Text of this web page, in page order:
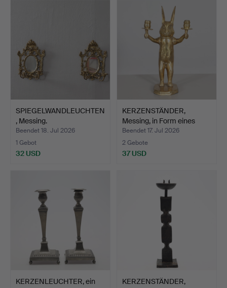
SPIEGELWANDLEUCHTEN
, Messing.
Beendet 18. Jul 2026
1 Gebot
32 USD
KERZENSTÄNDER,
Messing, in Form eines
Kani…
Beendet 17. Jul 2026
2 Gebote
37 USD
KERZENLEUCHTER, ein
KERZENSTÄNDER,